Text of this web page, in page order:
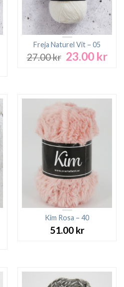
Freja Naturel Vit – 05
27.00kr Det
23.00 krDet
Kim Rosa – 40
51.00 kr